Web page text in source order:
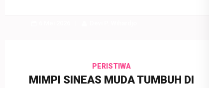
PERISTIWA
MIMPI SINEAS MUDA TUMBUH DI